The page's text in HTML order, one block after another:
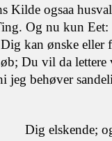
Kilde ogsaa
Og nu kun
kan ønske eller
Du vil da
behøver
Dig elskende;